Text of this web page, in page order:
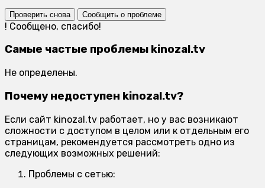
Проверить снова Сообщить о проблеме
! Сообщено, спасибо!
Самые частые проблемы kinozal.tv
Не определены.
Почему недоступен kinozal.tv?
Если сайт kinozal.tv работает, но у вас возникают
сложности с доступом в целом или к отдельным его
страницам, рекомендуется рассмотреть одно из
следующих возможных решений:
Проблемы с сетью: